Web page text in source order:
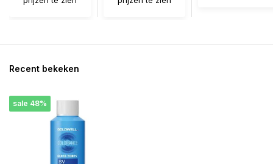
Recent bekeken
sale 48%